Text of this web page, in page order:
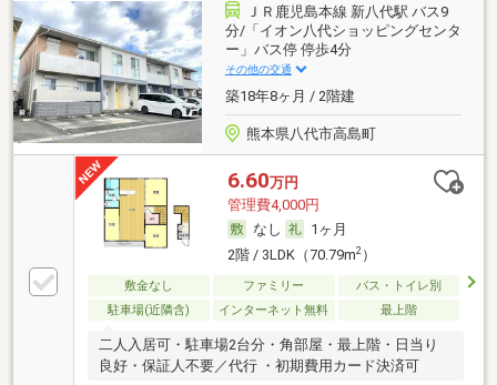
ＪＲ鹿児島本線 新八代駅 バス9
分/「イオン八代ショッピングセンタ
ー」バス停 停歩4分
その他の交通
築18年8ヶ月 / 2階建
熊本県八代市高島町
6.60万円
管理費4,000円
なし
1ヶ月
2階 / 3LDK（70.79m2）
敷金なし ファミリー
バス・トイレ別
駐車場(近隣含)
インターネット無料 最上階
二人入居可・駐車場2台分・角部屋・最上階・日当り
良好・保証人不要／代行 ・初期費用カード決済可